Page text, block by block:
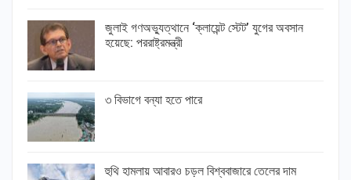
জুলাই গণঅভ্যুত্থানে ‘ক্লায়েন্ট স্টেট’ যুগের অবসান
হয়েছে: পররাষ্ট্রমন্ত্রী
৩ বিভাগে বন্যা হতে পারে
হুথি হামলায় আবারও চড়ল বিশ্ববাজারে তেলের দাম